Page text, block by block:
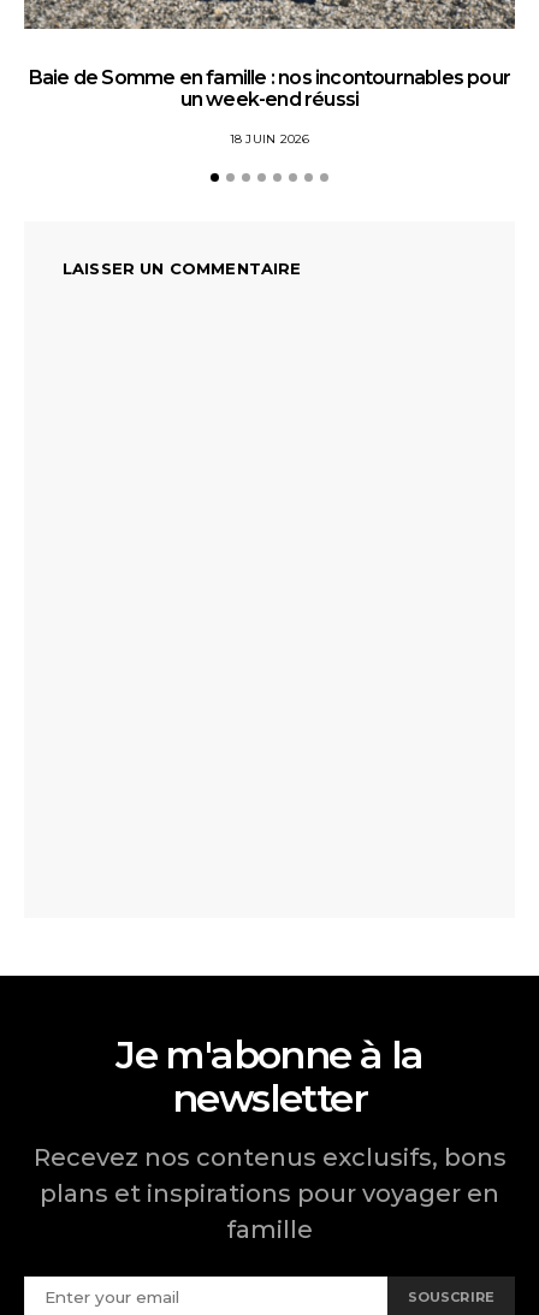
Baie de Somme en famille : nos incontournables pour
un week-end réussi
18 JUIN 2026
LAISSER UN COMMENTAIRE
Je m'abonne à la
newsletter
Recevez nos contenus exclusifs, bons
plans et inspirations pour voyager en
famille
SOUSCRIRE